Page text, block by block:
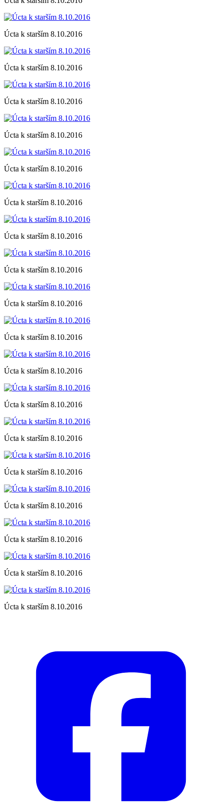
Úcta k starším 8.10.2016
Úcta k starším 8.10.2016
Úcta k starším 8.10.2016
Úcta k starším 8.10.2016
Úcta k starším 8.10.2016
Úcta k starším 8.10.2016
Úcta k starším 8.10.2016
Úcta k starším 8.10.2016
Úcta k starším 8.10.2016
Úcta k starším 8.10.2016
Úcta k starším 8.10.2016
Úcta k starším 8.10.2016
Úcta k starším 8.10.2016
Úcta k starším 8.10.2016
Úcta k starším 8.10.2016
Úcta k starším 8.10.2016
Úcta k starším 8.10.2016
Úcta k starším 8.10.2016